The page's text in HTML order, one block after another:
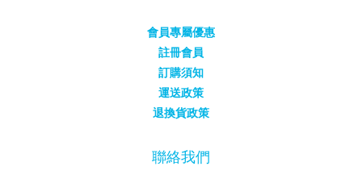
會員專屬優惠
註冊會員
訂購須知
運送政策
退換貨政策
聯絡我們